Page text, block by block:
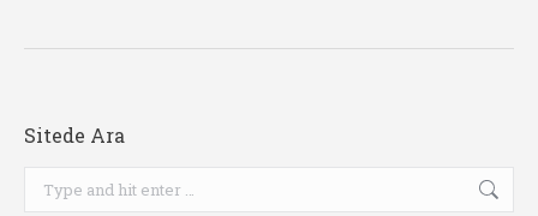
Sitede Ara